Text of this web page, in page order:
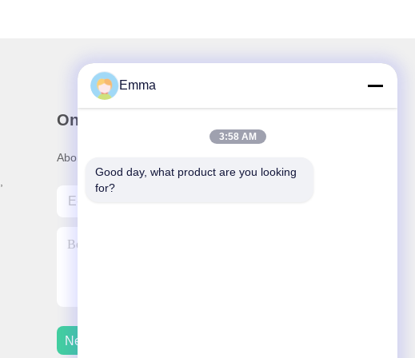
Onze Nieuwsbrief
Abonneer u op onze nieuwsbrief voor kortingen en meer.
Neem Contact Met Ons Op
Emma
3:58 AM
Good day, what product are you looking
for?